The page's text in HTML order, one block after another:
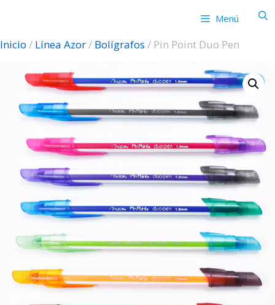
contenido
Menú
Inicio / Línea Azor/ Bolígrafos / Pin Point Duo Pen